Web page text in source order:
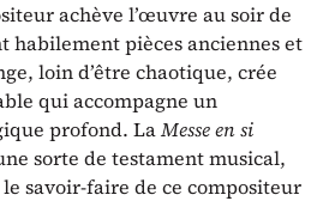
achève l’œuvre au soir de
habilement pièces anciennes et
loin d’être chaotique, crée
qui accompagne un
profond. LaMesse en si
sorte de testament musical,
savoir-faire de ce compositeur